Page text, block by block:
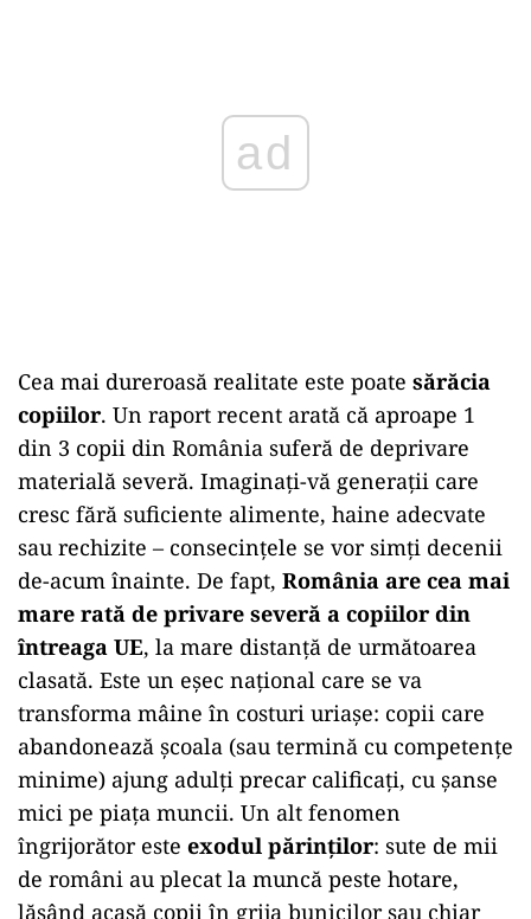
ad
Cea mai dureroasă realitate este poate sărăcia
copiilor. Un raport recent arată că aproape 1
din 3 copii din România suferă de deprivare
materială severă. Imaginați-vă generații care
cresc fără suficiente alimente, haine adecvate
sau rechizite – consecințele se vor simți decenii
de-acum înainte. De fapt, România are cea mai
mare rată de privare severă a copiilor din
întreaga UE, la mare distanță de următoarea
clasată. Este un eșec național care se va
transforma mâine în costuri uriașe: copii care
abandonează școala (sau termină cu competențe
minime) ajung adulți precar calificați, cu șanse
mici pe piața muncii. Un alt fenomen
îngrijorător este exodul părinților: sute de mii
de români au plecat la muncă peste hotare,
lăsând acasă copii în grija bunicilor sau chiar